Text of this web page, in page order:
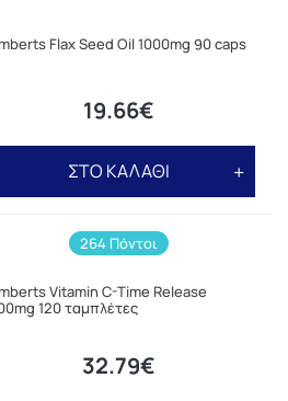
Flax Seed Oil 1000mg 90 caps
19.66€
ΣΤΟ ΚΑΛΑΘΙ
264 Πόντοι
Vitamin C-Time Release
120 ταμπλέτες
32.79€